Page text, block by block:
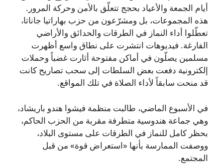
أيام الجمعة والأعياد بحجج تتعلّق بالأمن وحركة المرور.
هذه المجموعات، بل ومشرّعون من حزب بهاراتيا جاناتا،
تعطّلوا أداء النماز في الطرقات والحدائق والأراضي
الفارغة. فيديوهات انتشرت على نطاق واسع أظهرت
مسلمين يصلّون في أماكن مفتوحة أثارت غضباً وحملات
إلكترونية دفعت بعض السلطات إلى سحب تصاريح كانت
قد منحت سابقاً لأداء الصلاة في تلك المواقع.
في الأسبوع الماضي، طالبت منظمة فيشوا هندو باريشاد،
وهي جماعة هندوسية متطرفة مقربة من الحزب الحاكم،
بحظر كامل للنماز في الطرقات على مستوى البلاد،
ووصفت الممارسة بأنها «استعراض قوة» من قبل
المجتمع.